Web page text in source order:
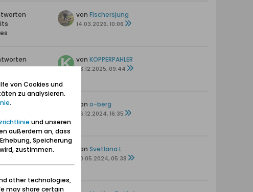
von Fischersjung
14.03.2026, 10:06
Hits
von KOPPERPAHLER
03.12.2025, 09:44
von o-berg
26.12.2024, 16:35
von Svetlana L
30.05.2024, 05:38
von Cookies und
zu analysieren.
.
und unseren
außerdem an, dass
Speicherung
zustimmen.
other technologies,
may share certain